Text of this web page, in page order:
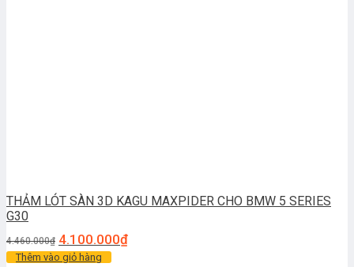
THẢM LÓT SÀN 3D KAGU MAXPIDER CHO BMW 5 SERIES
G30
4.460.000₫ 4.100.000₫
Thêm vào giỏ hàng